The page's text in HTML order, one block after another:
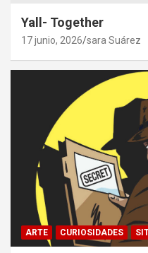
Yall- Together
17 junio, 2026 sara Suárez
ARTE CURIOSIDADES